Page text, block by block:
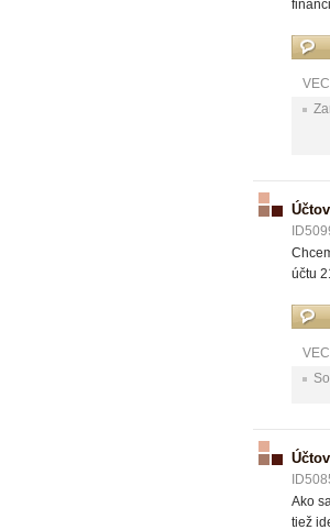
účtu
Ako
tiež